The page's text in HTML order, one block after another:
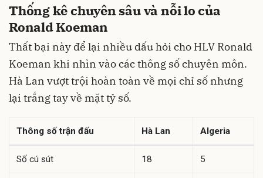
Thống kê chuyên sâu và nỗi lo của
Ronald Koeman
Thất bại này để lại nhiều dấu hỏi cho HLV Ronald
Koeman khi nhìn vào các thông số chuyên môn.
Hà Lan vượt trội hoàn toàn về mọi chỉ số nhưng
lại trắng tay về mặt tỷ số.
Thông số trận đấu Hà Lan Algeria
Số cú sút 18 5